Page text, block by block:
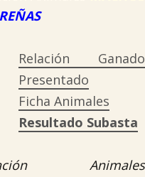
Relación Ganado
Presentado
Ficha Animales
Resultado Subasta
Animales